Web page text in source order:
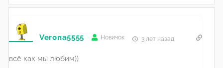
Verona5555 Новичок 3 лет назад
всё как мы любим))